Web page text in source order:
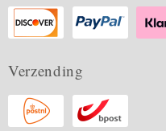
Verzending